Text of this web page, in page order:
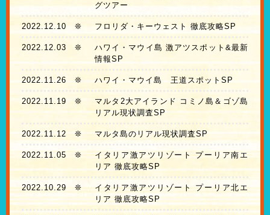
グツアー
2022.12.10 ❊ フロリダ・キーウェスト 徹底攻略SP
2022.12.03 ❊
ハワイ・マウイ島 激アツスポット&最新
情報SP
2022.11.26 ❊ ハワイ・マウイ島 王道スポットSP
2022.11.19 ❊
マルタ2大アイランド コミノ島＆ゴゾ島
リアル現状調査SP
2022.11.12❊ マルタ島のリアル現状調査SP
2022.11.05 ❊
イタリア激アツリゾート プーリア南エ
リア 徹底攻略SP
2022.10.29❊
イタリア激アツリゾート プーリア北エ
リア 徹底攻略SP